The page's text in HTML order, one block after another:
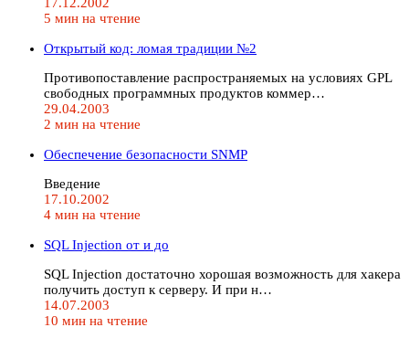
5 мин на чтение
Открытый код: ломая традиции №2
Противопоставление распространяемых на условиях GPL
свободных программных продуктов коммер…
29.04.2003
2 мин на чтение
Обеспечение безопасности SNMP
Введение
17.10.2002
4 мин на чтение
SQL Injection от и до
SQL Injection достаточно хорошая возможность для хакера
получить доступ к серверу. И при н…
14.07.2003
10 мин на чтение